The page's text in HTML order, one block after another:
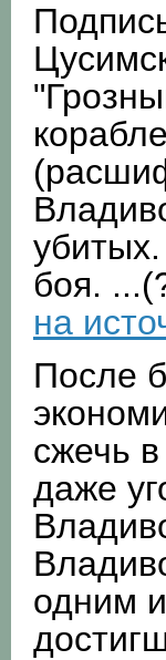
боя.
на
После
сжечь
даже
одним